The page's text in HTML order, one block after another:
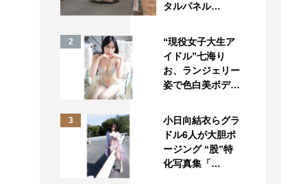
タルパネル…
2
“現役女子大生ア
イドル”七海り
お、ランジェリー
姿で色白美ボデ…
3
小日向結衣らグラ
ドル6人が大胆ポ
ージング “股”特
化写真集「…